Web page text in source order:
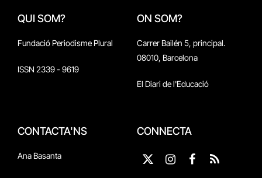
QUI SOM?
Fundació Periodisme Plural
ISSN 2339 - 9619
ON SOM?
Carrer Bailén 5, principal.
08010, Barcelona
El Diari de l'Educació
CONTACTA'NS
Ana Basanta
CONNECTA
X
Instagram
Facebook
RSS